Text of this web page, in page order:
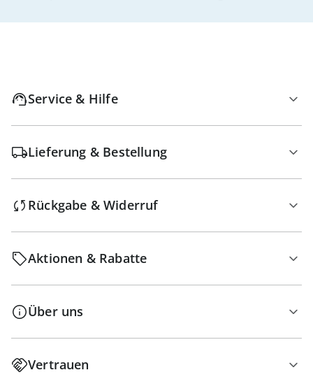
Service & Hilfe
Lieferung & Bestellung
Rückgabe & Widerruf
Aktionen & Rabatte
Über uns
Vertrauen